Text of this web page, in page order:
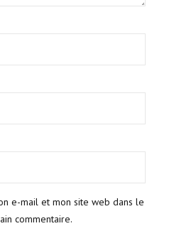
e-mail et mon site web dans le
commentaire.